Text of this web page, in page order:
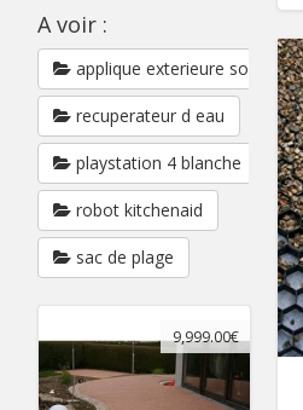
A voir :
applique exterieure solaire
recuperateur d eau
playstation 4 blanche
robot kitchenaid
sac de plage
9,999.00€